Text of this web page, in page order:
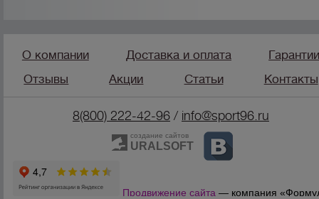
О компании Доставка и оплата
Отзывы
Акции Статьи Контакты
8(800) 222-42-96/ info@sport96.ru
создание сайтов
URALSOFT
Продвижение сайта — компания